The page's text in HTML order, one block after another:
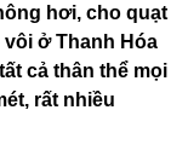
hơi, cho quạt
ở Thanh Hóa
cả thân thể mọi
rất nhiều